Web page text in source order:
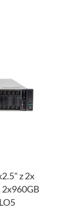
z 2x
2x960GB